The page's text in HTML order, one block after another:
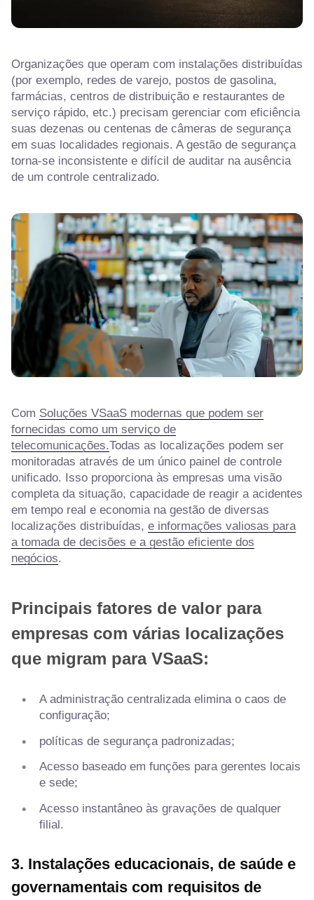
Organizações que operam com instalações distribuídas
(por exemplo, redes de varejo, postos de gasolina,
farmácias, centros de distribuição e restaurantes de
serviço rápido, etc.) precisam gerenciar com eficiência
suas dezenas ou centenas de câmeras de segurança
em suas localidades regionais. A gestão de segurança
torna-se inconsistente e difícil de auditar na ausência
de um controle centralizado.
Com Soluções VSaaS modernas que podem ser
fornecidas como um serviço de
telecomunicações.Todas as localizações podem ser
monitoradas através de um único painel de controle
unificado. Isso proporciona às empresas uma visão
completa da situação, capacidade de reagir a acidentes
em tempo real e economia na gestão de diversas
localizações distribuídas, e informações valiosas para
a tomada de decisões e a gestão eficiente dos
negócios.
Principais fatores de valor para
empresas com várias localizações
que migram para VSaaS:
A administração centralizada elimina o caos de
configuração;
políticas de segurança padronizadas;
Acesso baseado em funções para gerentes locais
e sede;
Acesso instantâneo às gravações de qualquer
filial.
3. Instalações educacionais, de saúde e
governamentais com requisitos de